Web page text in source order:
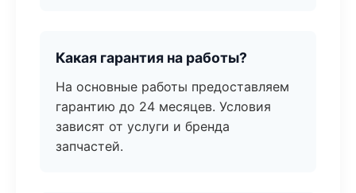
Какая гарантия на работы?
На основные работы предоставляем
гарантию до 24 месяцев. Условия
зависят от услуги и бренда
запчастей.